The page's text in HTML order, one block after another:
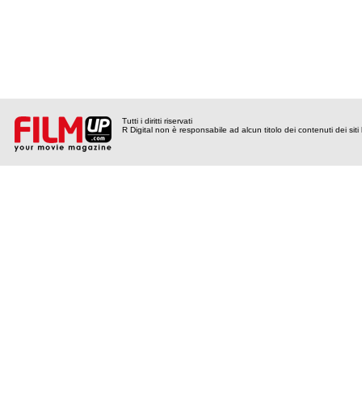
Tutti i diritti riservati
R Digital non è responsabile ad alcun titolo dei contenuti dei siti